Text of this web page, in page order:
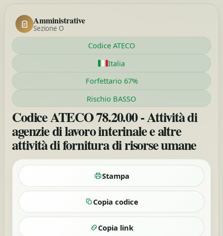
Amministrative
Sezione O
Codice ATECO
Italia
Forfettario 67%
Rischio BASSO
Codice ATECO 78.20.00 - Attività di
agenzie di lavoro interinale e altre
attività di fornitura di risorse umane
Stampa
Copia codice
Copia link